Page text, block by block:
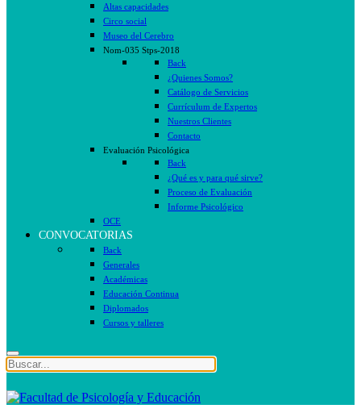
Altas capacidades
Circo social
Museo del Cerebro
Nom-035 Stps-2018
Back
¿Quienes Somos?
Catálogo de Servicios
Currículum de Expertos
Nuestros Clientes
Contacto
Evaluación Psicológica
Back
¿Qué es y para qué sirve?
Proceso de Evaluación
Informe Psicológico
OCE
CONVOCATORIAS
Back
Generales
Académicas
Educación Continua
Diplomados
Cursos y talleres